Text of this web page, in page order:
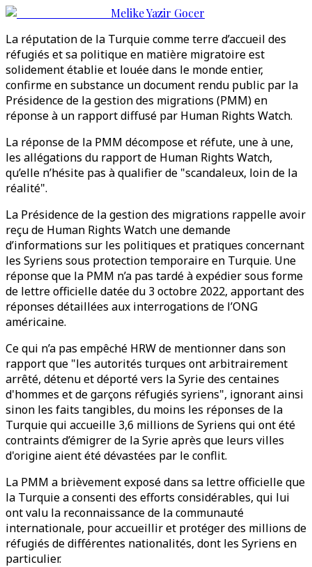
Melike Yazir Gocer
La réputation de la Turquie comme terre d’accueil des
réfugiés et sa politique en matière migratoire est
solidement établie et louée dans le monde entier,
confirme en substance un document rendu public par la
Présidence de la gestion des migrations (PMM) en
réponse à un rapport diffusé par Human Rights Watch.
La réponse de la PMM décompose et réfute, une à une,
les allégations du rapport de Human Rights Watch,
qu’elle n’hésite pas à qualifier de "scandaleux, loin de la
réalité".
La Présidence de la gestion des migrations rappelle avoir
reçu de Human Rights Watch une demande
d’informations sur les politiques et pratiques concernant
les Syriens sous protection temporaire en Turquie. Une
réponse que la PMM n’a pas tardé à expédier sous forme
de lettre officielle datée du 3 octobre 2022, apportant des
réponses détaillées aux interrogations de l’ONG
américaine.
Ce qui n’a pas empêché HRW de mentionner dans son
rapport que "les autorités turques ont arbitrairement
arrêté, détenu et déporté vers la Syrie des centaines
d'hommes et de garçons réfugiés syriens", ignorant ainsi
sinon les faits tangibles, du moins les réponses de la
Turquie qui accueille 3,6 millions de Syriens qui ont été
contraints d’émigrer de la Syrie après que leurs villes
d'origine aient été dévastées par le conflit.
La PMM a brièvement exposé dans sa lettre officielle que
la Turquie a consenti des efforts considérables, qui lui
ont valu la reconnaissance de la communauté
internationale, pour accueillir et protéger des millions de
réfugiés de différentes nationalités, dont les Syriens en
particulier.